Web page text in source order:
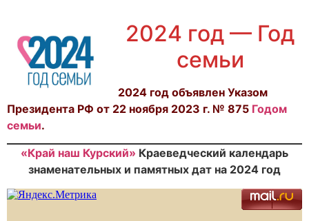
2024 год — Год
семьи
2024 год объявлен Указом
Президента РФ от 22 ноября 2023 г. № 875 Годом
семьи.
«Край наш Курский» Краеведческий календарь
знаменательных и памятных дат на 2024 год